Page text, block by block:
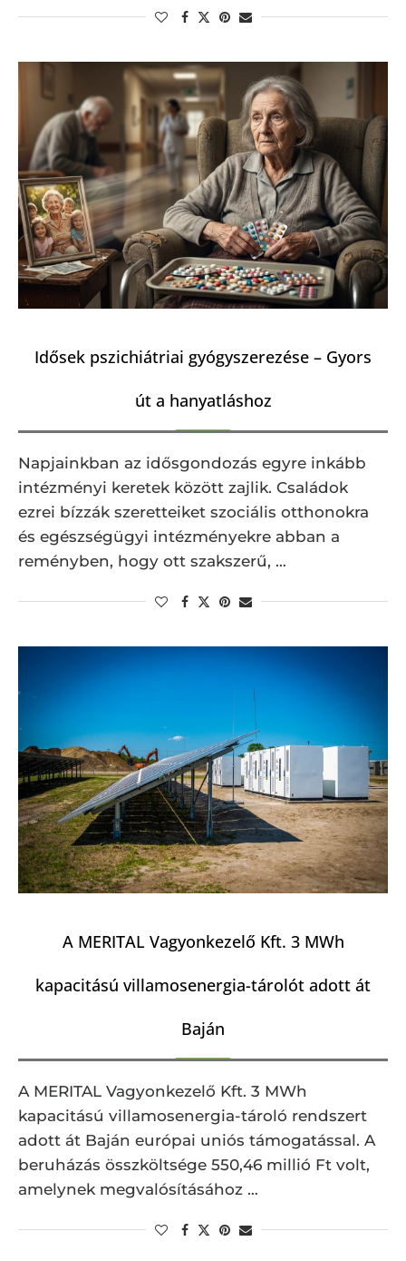
Idősek pszichiátriai gyógyszerezése – Gyors
út a hanyatláshoz
Napjainkban az idősgondozás egyre inkább
intézményi keretek között zajlik. Családok
ezrei bízzák szeretteiket szociális otthonokra
és egészségügyi intézményekre abban a
reményben, hogy ott szakszerű, …
A MERITAL Vagyonkezelő Kft. 3 MWh
kapacitású villamosenergia-tárolót adott át
Baján
A MERITAL Vagyonkezelő Kft. 3 MWh
kapacitású villamosenergia-tároló rendszert
adott át Baján európai uniós támogatással. A
beruházás összköltsége 550,46 millió Ft volt,
amelynek megvalósításához …